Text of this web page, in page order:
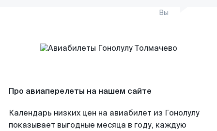
Вы
Про авиаперелеты на нашем сайте
Календарь низких цен на авиабилет из Гонолулу
показывает выгодные месяца в году, каждую